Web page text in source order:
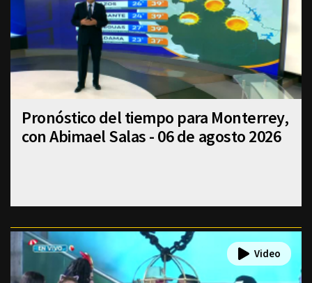
Pronóstico del tiempo para Monterrey,
con Abimael Salas - 06 de agosto 2026